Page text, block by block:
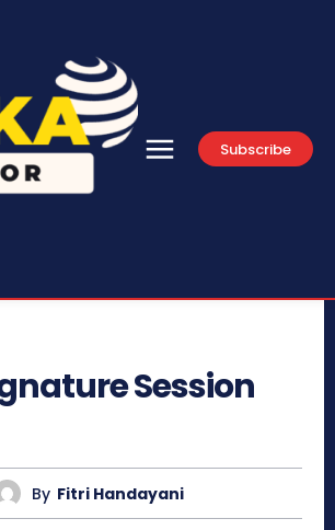
Subscribe
Session
By Fitri Handayani